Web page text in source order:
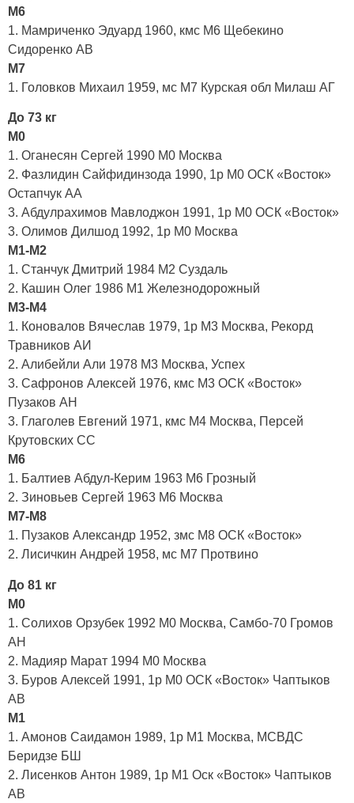
М6
1. Мамриченко Эдуард 1960, кмс М6 Щебекино
Сидоренко АВ
М7
1. Головков Михаил 1959, мс М7 Курская обл Милаш АГ
До 73 кг
М0
1. Оганесян Сергей 1990 М0 Москва
2. Фазлидин Сайфидинзода 1990, 1р М0 ОСК «Восток»
Остапчук АА
3. Абдулрахимов Мавлоджон 1991, 1р М0 ОСК «Восток»
3. Олимов Дилшод 1992, 1р М0 Москва
М1-М2
1. Станчук Дмитрий 1984 М2 Суздаль
2. Кашин Олег 1986 М1 Железнодорожный
М3-М4
1. Коновалов Вячеслав 1979, 1р М3 Москва, Рекорд
Травников АИ
2. Алибейли Али 1978 М3 Москва, Успех
3. Сафронов Алексей 1976, кмс М3 ОСК «Восток»
Пузаков АН
3. Глаголев Евгений 1971, кмс М4 Москва, Персей
Крутовских СС
М6
1. Балтиев Абдул-Керим 1963 М6 Грозный
2. Зиновьев Сергей 1963 М6 Москва
М7-М8
1. Пузаков Александр 1952, змс М8 ОСК «Восток»
2. Лисичкин Андрей 1958, мс М7 Протвино
До 81 кг
М0
1. Солихов Орзубек 1992 М0 Москва, Самбо-70 Громов
АН
2. Мадияр Марат 1994 М0 Москва
3. Буров Алексей 1991, 1р М0 ОСК «Восток» Чаптыков
АВ
М1
1. Амонов Саидамон 1989, 1р М1 Москва, МСВДС
Беридзе БШ
2. Лисенков Антон 1989, 1р М1 Оск «Восток» Чаптыков
АВ